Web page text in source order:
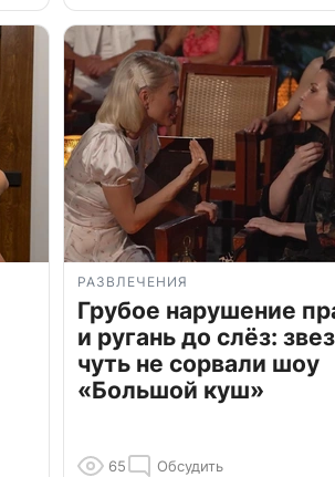
РАЗВЛЕЧЕНИЯ
Грубое нарушение
и ругань до слёз:
чуть не сорвали шоу
«Большой куш»
65 Обсудить